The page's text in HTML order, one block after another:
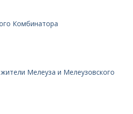
Комбинатора
Мелеуза и Мелеузовского